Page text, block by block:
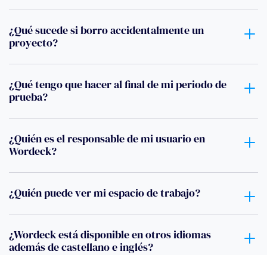
¿Qué sucede si borro accidentalmente un
proyecto?
¿Qué tengo que hacer al final de mi periodo de
prueba?
¿Quién es el responsable de mi usuario en
Wordeck?
¿Quién puede ver mi espacio de trabajo?
¿Wordeck está disponible en otros idiomas
además de castellano e inglés?